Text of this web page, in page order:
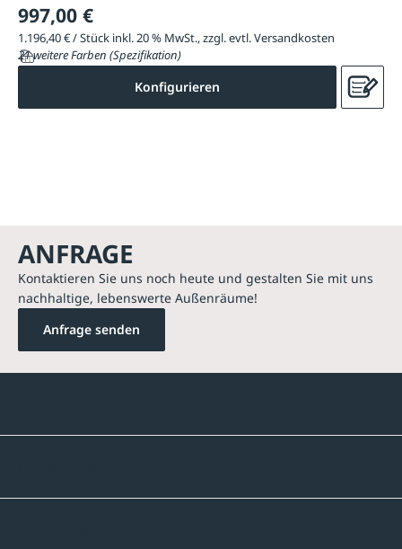
997,00 €
1.196,40 € / Stück inkl. 20 % MwSt., zzgl. evtl. Versandkosten
21 weitere Farben (Spezifikation)
Konfigurieren
ANFRAGE
Kontaktieren Sie uns noch heute und gestalten Sie mit uns
nachhaltige, lebenswerte Außenräume!
Anfrage senden